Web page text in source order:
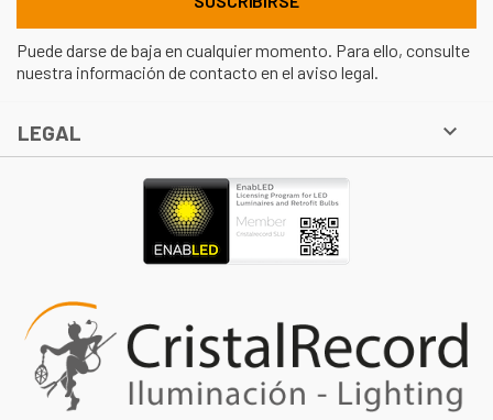
Puede darse de baja en cualquier momento. Para ello, consulte
nuestra información de contacto en el aviso legal.
LEGAL 